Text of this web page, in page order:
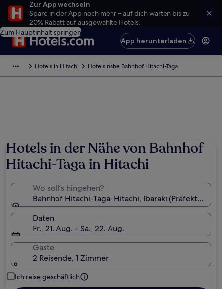
Zur App wechseln
Spare in der App noch mehr – auf dich warten bis zu
20% Rabatt auf ausgewählte Hotels.
Zum Hauptinhalt springen
App herunterladen
Hotels in Hitachi Hotels nahe Bahnhof Hitachi-Taga
Hotels in der Nähe von Bahnhof
Hitachi-Taga in Hitachi
Wo soll’s hingehen?
Bahnhof Hitachi-Taga, Hitachi, Ibaraki (Präfektur),
Daten
Fr., 21. Aug. - Sa., 22. Aug.
Gäste
2 Reisende, 1 Zimmer
Ich reise geschäftlich